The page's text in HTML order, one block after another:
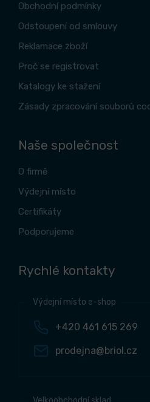
Obchodní podmínky
Odstoupení od smlouvy
Reklamace zboží
Proč se registrovat
Katalogy ke stažení
Zásady zpracování souborů
Naše společnost
O firmě
Výdejní místo
Certifikáty
Podporujeme
Rychlé kontakty
Výdejní místo e-shop
+420 461 615 269
prodejna@briol.cz